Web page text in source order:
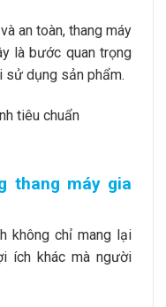
an toàn, thang máy
là bước quan trọng
sử dụng sản phẩm.
thang máy gia
không chỉ mang lại
ích khác mà người